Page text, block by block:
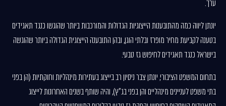
ערך.
יונתן ליווה כמה מהתובענות הייצוגיות הגדולות והמורכבות ביותר שהוגשו כנגד תאגידים
בטענה לקביעת מחיר מופרז ובלתי הוגן, ובהן התובענה הייצוגית הגדולה ביותר שהוגשה
בישראל כנגד תאגידים לחיפוש גז טבעי.
בתחום המשפט הציבורי, יונתן צבר ניסיון רב בייצוג בעתירות מינהליות וחוקתיות (הן בפני
בתי משפט לעניינים מינהליים והן בפני בג"ץ), והיה שותף בשנים האחרונות לייצוג